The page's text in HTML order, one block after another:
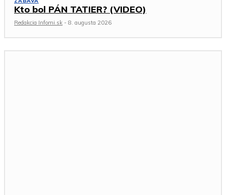
Kto bol PÁN TATIER? (VIDEO)
Redakcia Infomi.sk - 8. augusta 2026